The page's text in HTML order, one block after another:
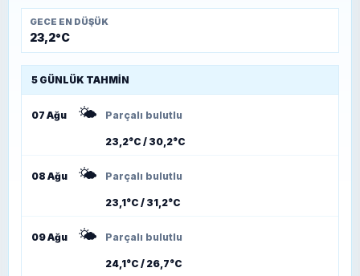
GECE EN DÜŞÜK
23,2°C
5 GÜNLÜK TAHMIN
07 Ağu 🌤️ Parçalı bulutlu
23,2°C / 30,2°C
08 Ağu 🌤️ Parçalı bulutlu
23,1°C / 31,2°C
09 Ağu 🌤️ Parçalı bulutlu
24,1°C / 26,7°C